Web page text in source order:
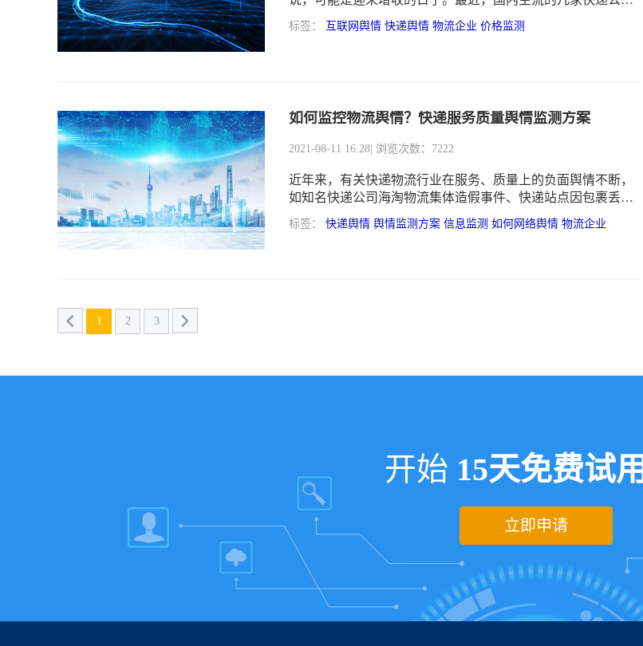
陆续宣布快件派费涨价，以提高快递员们的收入。
标签： 互联网舆情 快递舆情 物流企业 价格监测
如何监控物流舆情？快递服务质量舆情监测方案
2021-08-11 16:28 | 浏览次数：7222
近年来，有关快递物流行业在服务、质量上的负面舆情不断，
如知名快递公司海淘物流集体造假事件、快递站点因包裹丢
失，违规收费被投诉事件、物流运输过程暴力遭曝光事件等
等，引发舆论热议，给涉事主体造成不良影响。
标签： 快递舆情 舆情监测方案 信息监测 如何网络舆情 物流企业
1 2 3
开始 15天免费试用
立即申请